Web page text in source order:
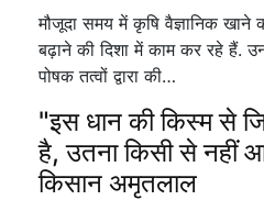
मौजूदा समय में कृषि वैज्ञानिक
बढ़ाने की दिशा में काम कर रहे हैं.
पोषक तत्वों द्वारा की…
"इस धान की किस्म से
है, उतना किसी से
किसान अमृतलाल